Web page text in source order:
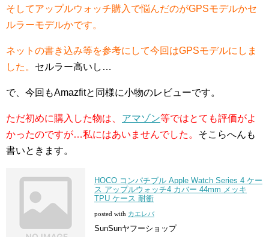
そしてアップルウォッチ購入で悩んだのがGPSモデルかセ
ルラーモデルかです。
ネットの書き込み等を参考にして今回はGPSモデルにしま
した。 セルラー高いし…
で、今回もAmazfitと同様に小物のレビューです。
ただ初めに購入した物は、 アマゾン等ではとても評価がよ
かったのですが…私にはあいませんでした。 そこらへんも
書いときます。
HOCO コンパチブル Apple Watch Series 4 ケー
ス アップルウォッチ4 カバー 44mm メッキ
TPU ケース 耐衝
posted with カエレバ
SunSunヤフーショップ